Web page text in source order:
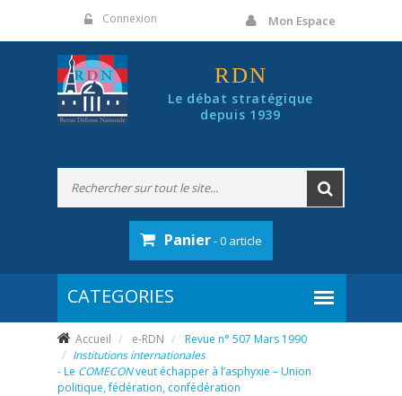
Connexion Mon Espace
RDN
Le débat stratégique
depuis 1939
Panier- 0 article
Accueil e-RDN
Revue n° 507 Mars 1990
Institutions internationales
- Le COMECONveut échapper à l’asphyxie – Union
politique, fédération, confédération